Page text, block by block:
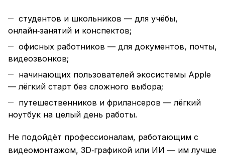
студентов и школьников — для учёбы,
онлайн‑занятий и конспектов;
офисных работников — для документов, почты,
видеозвонков;
начинающих пользователей экосистемы Apple
— лёгкий старт без сложного выбора;
путешественников и фрилансеров — лёгкий
ноутбук на целый день работы.
Не подойдёт профессионалам, работающим с
видеомонтажом, 3D‑графикой или ИИ — им лучше